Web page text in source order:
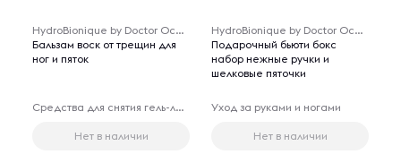
HydroBionique by Doctor Ocean
Бальзам воск от трещин для
ног и пяток
Средства для снятия гель-лака
Нет в наличии
HydroBionique by Doctor Ocean
Подарочный бьюти бокс
набор нежные ручки и
шелковые пяточки
Уход за руками и ногами
Нет в наличии